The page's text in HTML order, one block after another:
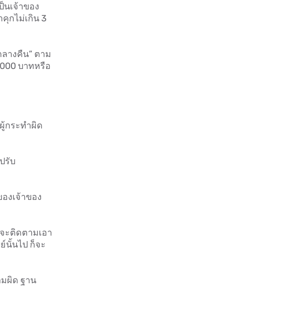
นเจ้าของ
กไม่เกิน 3
างคืน” ตาม
บาทหรือ
กระทำผิด
รับ
งเจ้าของ
ะติดตามเอา
นั้นไป ก็จะ
มผิด ฐาน